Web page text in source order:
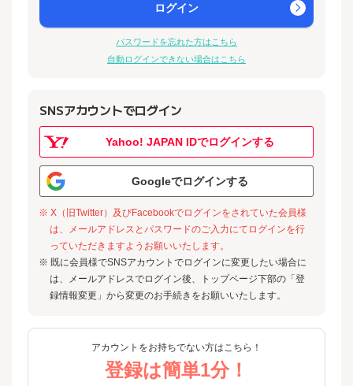
ログイン
パスワードを忘れた方はこちら
自動ログインできない場合はこちら
SNSアカウントでログイン
Yahoo! JAPAN IDでログインする
Googleでログインする
※ X（旧Twitter）及びFacebookでログインをされていた会員様
は、メールアドレスとパスワードのご入力にてログインを行
っていただきますようお願いいたします。
※ 既に会員様でSNSアカウントでログインに変更したい場合に
は、メールアドレスでログイン後、トップページ下部の「登
録情報変更」から変更のお手続きをお願いいたします。
アカウントをお持ちでない方はこちら！
登録は簡単1分！